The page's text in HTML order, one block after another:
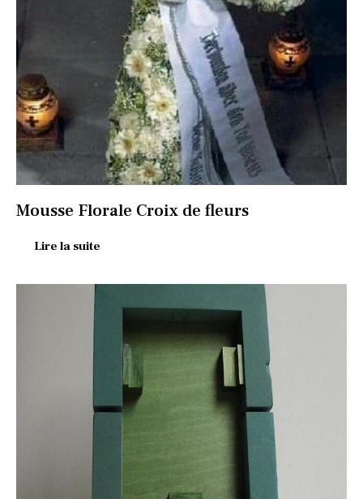
Mousse Florale Croix de fleurs
Lire la suite